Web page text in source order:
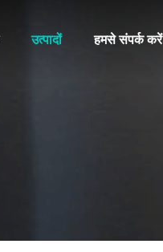
उत्पादों हमसे संपर्क करें